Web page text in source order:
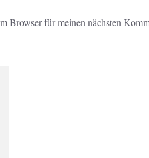
Browser für meinen nächsten